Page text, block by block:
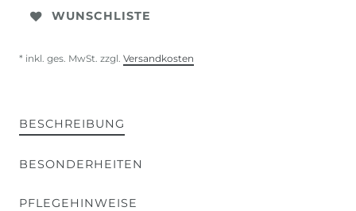
WUNSCHLISTE
* inkl. ges. MwSt. zzgl. Versandkosten
BESCHREIBUNG
BESONDERHEITEN
PFLEGEHINWEISE